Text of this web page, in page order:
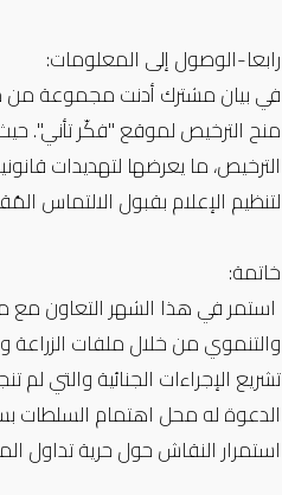
رابعا-الوصول إلى المعلومات:
منح الترخيص لموقع "فكّر تأني".
الترخيص، ما يعرضها لتهديدات
لتنظيم الإعلام بقبول الالتماس
خاتمة:
استمر في هذا الشهر التعاون
والتنموي من خلال ملفات
تشريع الإجراءات الجنائية والتي
الدعوة له محل اهتمام السلطات
استمرار النقاش حول حرية تداول